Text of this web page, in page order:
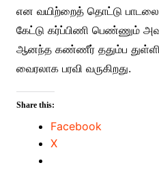
என வயிற்றைத் தொட்டு பாடலை
கேட்டு கர்ப்பிணி பெண்ணும்
ஆனந்த கண்ணீர் ததும்ப துள்ளி
வைரலாக பரவி வருகிறது.
Share this:
Facebook
X